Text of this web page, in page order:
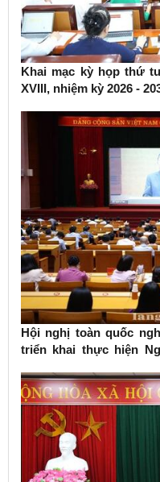
Khai mạc kỳ họp thứ
XVIII, nhiệm kỳ 2026 -
Hội nghị toàn quốc
triển khai thực hiện